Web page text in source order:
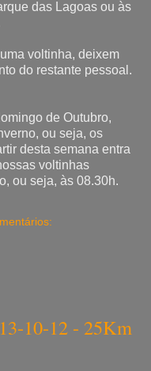
das Lagoas ou às
voltinha, deixem
do restante pessoal.
de Outubro,
ou seja, os
desta semana entra
voltinhas
ou seja, às 08.30h.
10-12 - 25Km